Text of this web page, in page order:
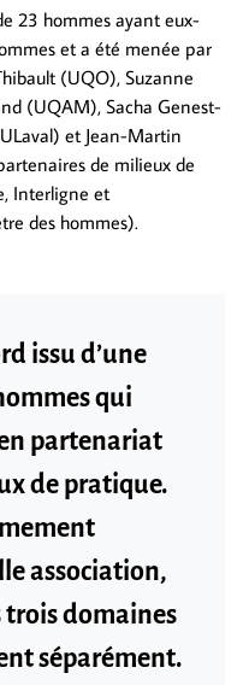
23 hommes ayant eux-
et a été menée par
(UQO), Suzanne
(UQAM), Sacha Genest-
et Jean-Martin
de milieux de
Interligne et
des hommes).
issu d’une
qui
partenariat
de pratique.
association,
trois domaines
séparément.